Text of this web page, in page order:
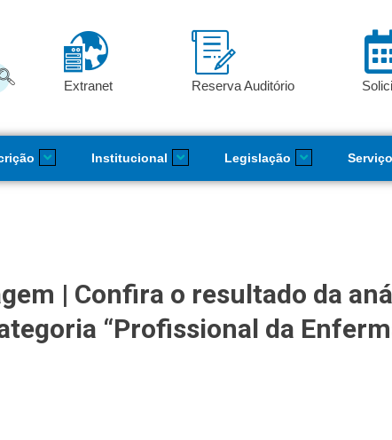
Extranet Reserva Auditório
Institucional Legislação
| Confira o resultado da
“Profissional da